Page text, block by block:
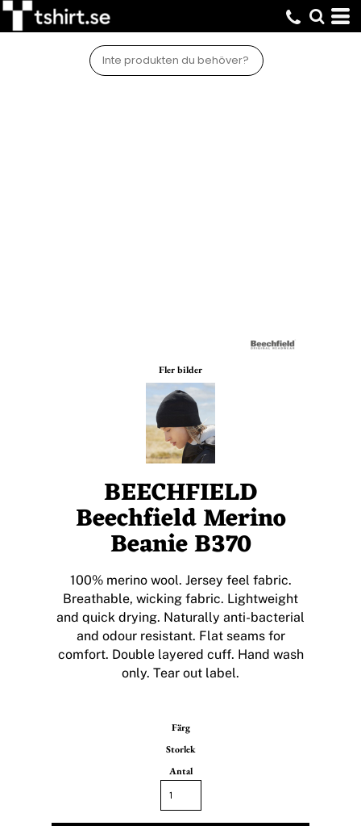
Fler bilder
BEECHFIELD
Beechfield Merino
Beanie B370
100% merino wool. Jersey feel fabric.
Breathable, wicking fabric. Lightweight
and quick drying. Naturally anti-bacterial
and odour resistant. Flat seams for
comfort. Double layered cuff. Hand wash
only. Tear out label.
Färg
Storlek
Antal